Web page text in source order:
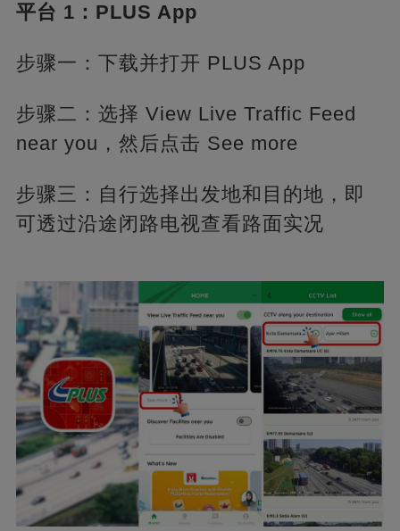
平台 1：PLUS App
步骤一：下载并打开 PLUS App
步骤二：选择 View Live Traffic Feed
near you，然后点击 See more
步骤三：自行选择出发地和目的地，即
可透过沿途闭路电视查看路面实况